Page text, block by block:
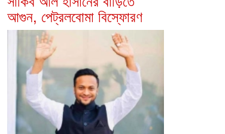
আগুন, পেট্রলবোমা বিস্ফোরণ